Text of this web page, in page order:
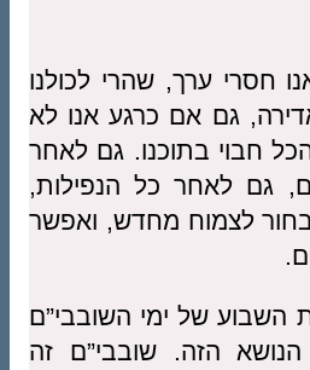
חסרי ערך, שהרי לכולנו
גם אם כרגע אנו לא
חבוי בתוכנו. גם לאחר
גם לאחר כל הנפילות,
לצמוח מחדש, ואפשר
השבוע של ימי השובבי”ם
הזה. שובבי”ם זה